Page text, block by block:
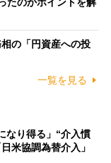
たのかポイントを解
の「円資産への投
一覧を見る
なり得る」“介入慣
米協調為替介入」